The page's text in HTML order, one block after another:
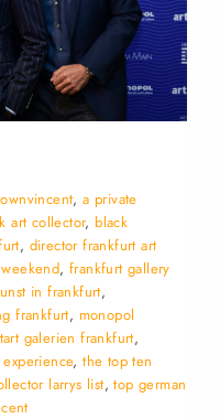
,a private
art collector,black
, director frankfurt art
,frankfurt gallery
in frankfurt,
frankfurt, monopol
galerien frankfurt,
,the top ten
larrys list,top german